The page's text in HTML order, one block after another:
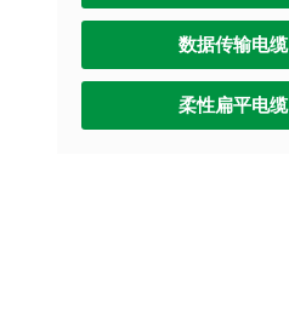
数据传输电缆
柔性扁平电缆